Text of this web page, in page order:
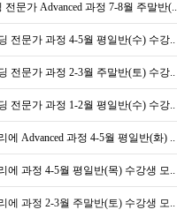
문가 Advanced 과정 7-8월 주말반(..
전문가 과정 4-5월 평일반(수) 수강..
전문가 과정 2-3월 주말반(토) 수강..
전문가 과정 1-2월 평일반(수) 수강..
에 Advanced 과정 4-5월 평일반(화) ..
에 과정 4-5월 평일반(목) 수강생 모..
에 과정 2-3월 주말반(토) 수강생 모..